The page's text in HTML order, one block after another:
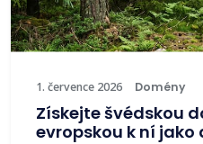
1. července 2026 Domény
Získejte švédskou
evropskou k ní jako